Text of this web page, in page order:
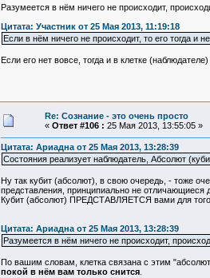
Разумеется в нём ничего не происходит,
Цитата: Участник от 25 Мая 2013, 11:19:18
Если в нём ничего не происходит, то его тогда и
Если его нет вовсе, тогда и в клетке
Re: Сознание - это очень просто
« Ответ #106 : 25 Мая 2013, 13:55:05 »
Цитата: Ариадна от 25 Мая 2013, 13:28:39
Состояния реализует наблюдатель, Абсолют
Ну так кубит (абсолют), в свою очередь, - тоже
представления, принципиально не отличающиеся
Кубит (абсолют) ПРЕДСТАВЛЯЕТСЯ вами для
Цитата: Ариадна от 25 Мая 2013, 13:28:39
Разумеется в нём ничего не происходит,
По вашим словам, клетка связана с этим
покой в нём вам только снится.